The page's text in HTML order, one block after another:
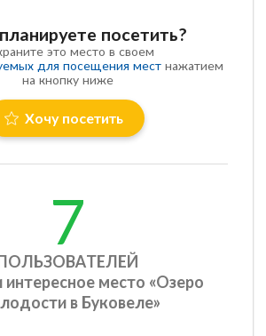
посетить?
это место в своем
для посещения мест нажатием
на кнопку ниже
Хочу посетить
7
интересное место «Озеро
в Буковеле»